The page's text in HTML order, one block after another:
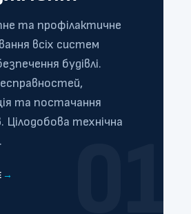
та профілактичне
всіх систем
будівлі.
та постачання
Цілодобова технічна
→